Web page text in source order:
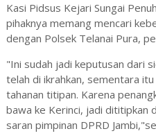
Kasi Pidsus Kejari Sungai
pihaknya memang mencari
dengan Polsek Telanai Pura,
"Ini sudah jadi keputusan dari
telah di ikrahkan, sementara
tahanan titipan. Karena
bawa ke Kerinci, jadi dititipkan
saran pimpinan DPRD